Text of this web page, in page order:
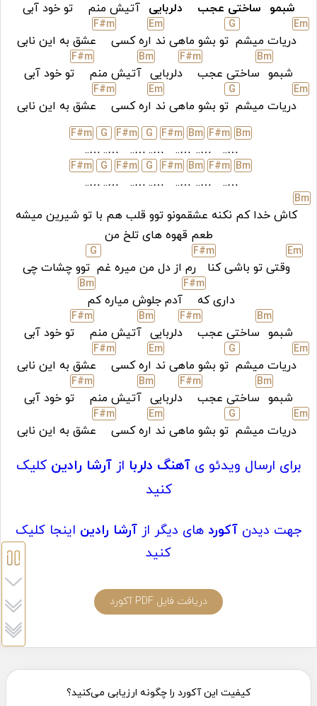
شبمو ساختی عجب دلربایی آتیش منم تو خود آبی
Em
دریات میشم
G
تو بشو ماهی ند
Em
اره کسی
F#m
عشق به این نابی
شبمو
Bm
ساختی عجب
F#m
دلربایی
Bm
آتیش منم
F#m
تو خود آبی
Em
دریات میشم
G
تو بشو ماهی ند
Em
اره کسی
F#m
عشق به این نابی
Bm
…..
F#m
…..
Bm
…..
F#m
…..
G
…..
F#m
…..
G
…..
F#m
Bm
…..
F#m
…..
Bm
…..
F#m
…..
G
…..
F#m
…..
G
…..
F#m
Bm
کاش خدا کم نکنه عشقمونو توو قلب هم با تو شیرین میشه
طعم قهوه های تلخ من
Em
وقتی تو باشی کنا
F#m
رم از دل من میره غم
G
توو چشات چی
داری که
F#m
آدم جلوش میاره کم
Bm
شبمو
Bm
ساختی عجب
F#m
دلربایی
Bm
آتیش منم
F#m
تو خود آبی
Em
دریات میشم
G
تو بشو ماهی ند
Em
اره کسی
F#m
عشق به این نابی
شبمو
Bm
ساختی عجب
F#m
دلربایی
Bm
آتیش منم
F#m
تو خود آبی
Em
دریات میشم
G
تو بشو ماهی ند
Em
اره کسی
F#m
عشق به این نابی
برای ارسال ویدئو ی آهنگ دلربا از آرشا رادین کلیک
کنید
جهت دیدن آکورد های دیگر از آرشا رادین اینجا کلیک
کنید
دریافت فایل PDF آکورد